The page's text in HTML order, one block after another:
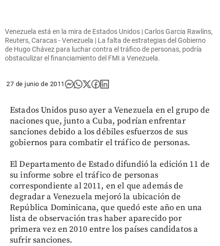
Venezuela está en la mira de Estados Unidos | Carlos Garcia Rawlins,
Reuters, Caracas - Venezuela | La falta de estrategias del Gobierno
de Hugo Chávez para luchar contra el tráfico de personas, podría
obstaculizar el financiamiento del FMI a Venezuela.
27 de junio de 2011
Estados Unidos puso ayer a Venezuela en el grupo de
naciones que, junto a Cuba, podrían enfrentar
sanciones debido a los débiles esfuerzos de sus
gobiernos para combatir el tráfico de personas.
El Departamento de Estado difundió la edición 11 de
su informe sobre el tráfico de personas
correspondiente al 2011, en el que además de
degradar a Venezuela mejoró la ubicación de
República Dominicana, que quedó este año en una
lista de observación tras haber aparecido por
primera vez en 2010 entre los países candidatos a
sufrir sanciones.